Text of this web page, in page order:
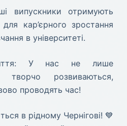
випускники отримують
кар’єрного зростання
в університеті.
У нас не лише
розвиваються,
проводять час!
в рідному Чернігові! 💙